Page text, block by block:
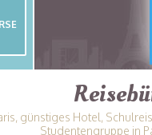
günstiges Hotel,
Studentengruppe in